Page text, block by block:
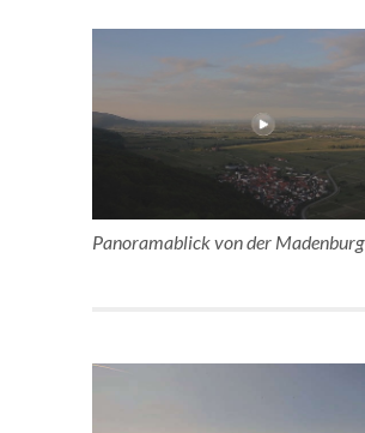
Panoramablick von der Madenburg